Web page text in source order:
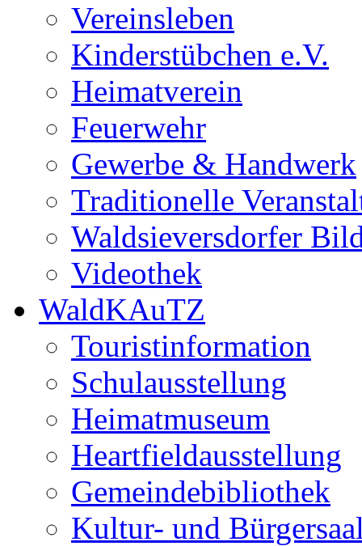
Vereinsleben
Kinderstübchen e.V.
Heimatverein
Feuerwehr
Gewerbe & Handwerk
Traditionelle
Waldsieversdorfer
Videothek
WaldKAuTZ
Touristinformation
Schulausstellung
Heimatmuseum
Heartfieldausstellung
Gemeindebibliothek
Kultur- und